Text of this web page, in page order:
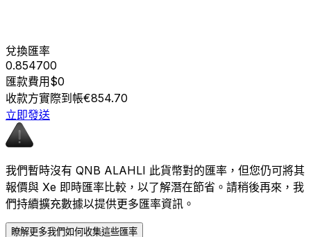
兌換匯率
0.854700
匯款費用$0
收款方實際到帳€854.70
立即發送
我們暫時沒有 QNB ALAHLI 此貨幣對的匯率，但您仍可將其
報價與 Xe 即時匯率比較，以了解潛在節省。請稍後再來，我
們持續擴充數據以提供更多匯率資訊。
瞭解更多我們如何收集這些匯率